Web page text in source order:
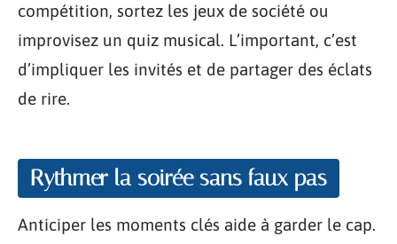
compétition, sortez les jeux de société ou
improvisez un quiz musical. L’important, c’est
d’impliquer les invités et de partager des éclats
de rire.
Rythmer la soirée sans faux pas
Anticiper les moments clés aide à garder le cap.